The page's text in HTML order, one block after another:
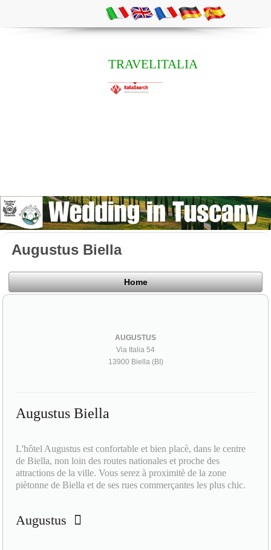
TRAVELITALIA
Augustus Biella
Home
AUGUSTUS
Via Italia 54
13900 Biella (BI)
Augustus Biella
L'hôtel Augustus est confortable et bien placè, dans le centre
de Biella, non loin des routes nationales et proche des
attractions de la ville. Vous serez à proximitè de la zone
piètonne de Biella et de ses rues commerçantes les plus chic.
Augustus